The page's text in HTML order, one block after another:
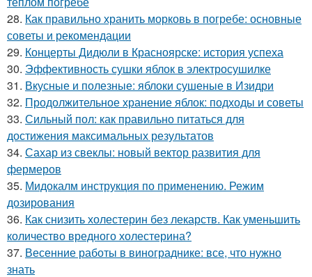
28. Как правильно хранить морковь в погребе: основные
советы и рекомендации
29. Концерты Дидюли в Красноярске: история успеха
30. Эффективность сушки яблок в электросушилке
31. Вкусные и полезные: яблоки сушеные в Изидри
32. Продолжительное хранение яблок: подходы и советы
33. Сильный пол: как правильно питаться для
достижения максимальных результатов
34. Сахар из свеклы: новый вектор развития для
фермеров
35. Мидокалм инструкция по применению. Режим
дозирования
36. Как снизить холестерин без лекарств. Как уменьшить
количество вредного холестерина?
37. Весенние работы в винограднике: все, что нужно
знать